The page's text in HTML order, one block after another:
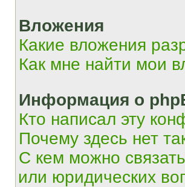
Вложения
Какие вложения
Как мне найти мои
Информация о
Кто написал эту
Почему здесь нет
С кем можно
или юридических